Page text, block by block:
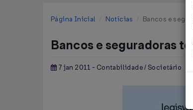
Página Inicial Notícias Bancos e
Bancos e seguradoras
7 jan 2011 - Contabilidade / Societário